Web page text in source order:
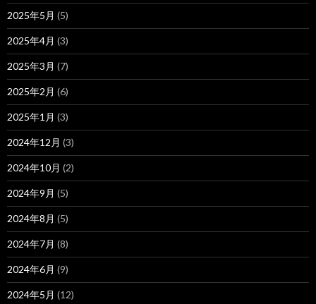
2025年5月 (5)
2025年4月 (3)
2025年3月 (7)
2025年2月 (6)
2025年1月 (3)
2024年12月 (3)
2024年10月 (2)
2024年9月 (5)
2024年8月 (5)
2024年7月 (8)
2024年6月 (9)
2024年5月 (12)